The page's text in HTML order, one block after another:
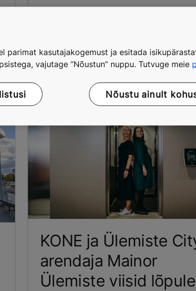
klassi liftidega.
KONE ja Ülemiste
arendaja Mainor
Ülemiste viisid lõpule
parimat kasutajakogemust ja esitada
vajutage ”Nõustun” nuppu. Tutvuge meie
Nõustu ainult